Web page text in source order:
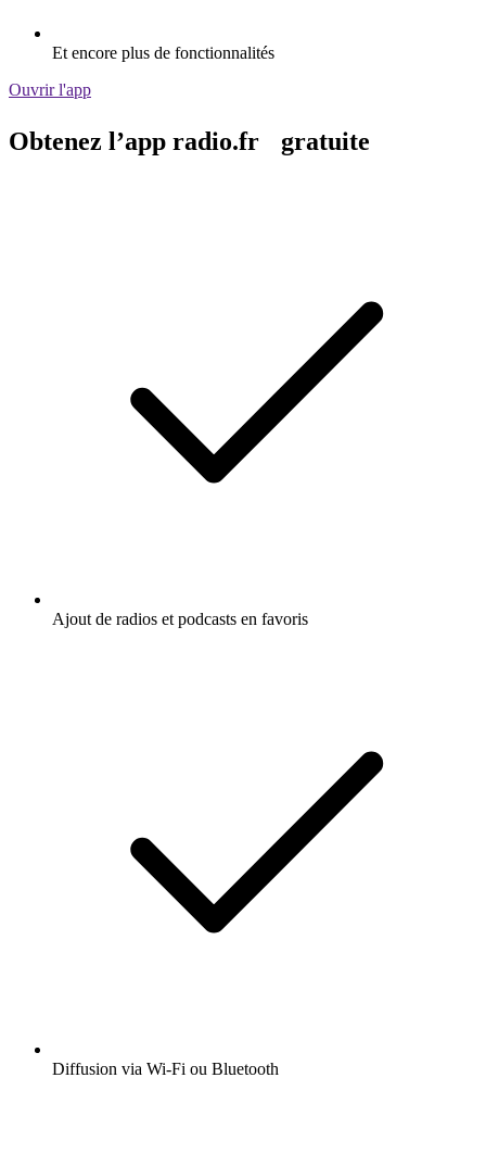
Et encore plus de fonctionnalités
Ouvrir l'app
Obtenez l’app radio.fr gratuite
Ajout de radios et podcasts en favoris
Diffusion via Wi-Fi ou Bluetooth